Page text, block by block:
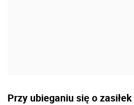
Przy ubieganiu się o